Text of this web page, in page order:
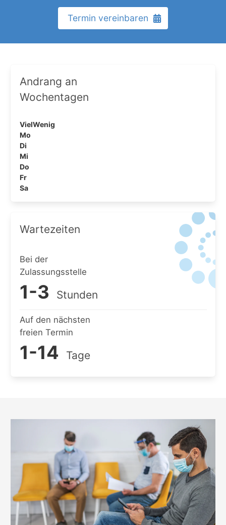
Termin vereinbaren
Andrang an
Wochentagen
VielWenig
Mo
Di
Mi
Do
Fr
Sa
Wartezeiten
Bei der
Zulassungsstelle
1-3 Stunden
Auf den nächsten
freien Termin
1-14 Tage